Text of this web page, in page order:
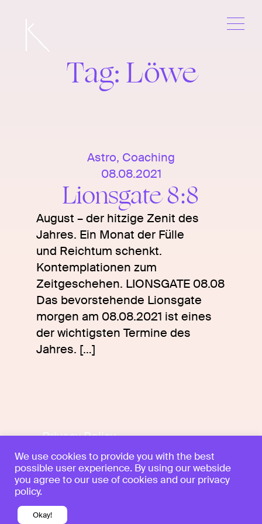
Skip
Tag:Löwe
Astro, Coaching
08.08.2021
Lionsgate 8:8
August – der hitzige Zenit des
Jahres. Ein Monat der Fülle
und Reichtum schenkt.
Kontemplationen zum
Zeitgeschehen. LIONSGATE 08.08
Das bevorstehende Lionsgate
morgen am 08.08.2021 ist eines
der wichtigsten Termine des
Jahres. […]
Privacy Policy
Legal notice
Follow
We use cookies to provide you with the best
possible user experience. By using our webside
you agree to our use of cookies and our privacy
policy.
Okay!